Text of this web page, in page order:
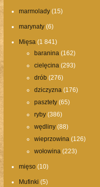
marmolady (15)
marynaty (6)
Mięsa (1 841)
baranina (162)
cielęcina (293)
drób (276)
dziczyzna (176)
pasztety (65)
ryby (386)
wędliny (88)
wieprzowina (126)
wołowina (223)
mięso (10)
Mufinki (5)